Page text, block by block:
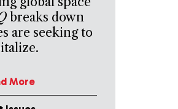
breaks down
are seeking to
More